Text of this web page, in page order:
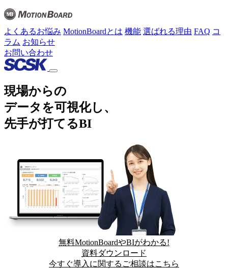
よくあるお悩み MotionBoardとは 機能 選ばれる理由 FAQ コ
ラム お知らせ
お問い合わせ
現場からの
データを可視化し、
先手が打てるBI
無料MotionBoardやBIがわかる!
資料ダウンロード
今すぐ導入に関するご相談はこちら